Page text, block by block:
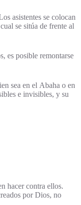
asistentes se colocan
se sitúa de frente al
es posible remontarse
sea en el Abaha o en
e invisibles, y su
hacer contra ellos.
por Dios, no